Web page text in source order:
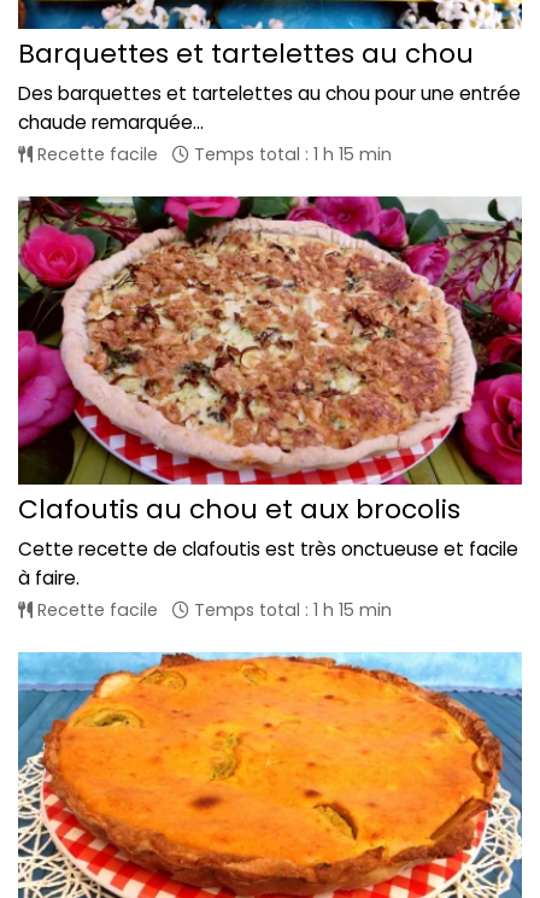
Barquettes et tartelettes au chou
Des barquettes et tartelettes au chou pour une entrée
chaude remarquée...
Recette facile Temps total : 1 h 15 min
Clafoutis au chou et aux brocolis
Cette recette de clafoutis est très onctueuse et facile
à faire.
Recette facile Temps total : 1 h 15 min